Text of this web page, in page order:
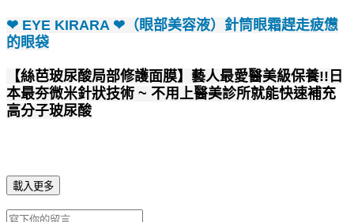
❤ EYE KIRARA ❤（眼部美容液）針筒眼霜趕走疲憊
的眼袋
【絲芭玻尿酸局部修護面膜】藝人最愛醫美級保養!!日
本最夯微米針狀技術 ~ 不用上醫美診所就能快速補充
高分子玻尿酸
載入更多